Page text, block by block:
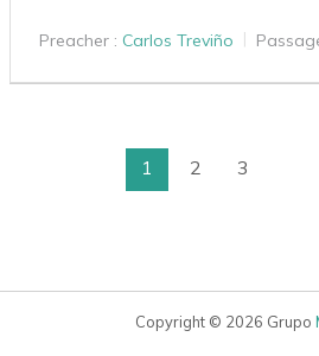
Preacher : Carlos Treviño
1 2 3
Copyright © 2026 Grupo